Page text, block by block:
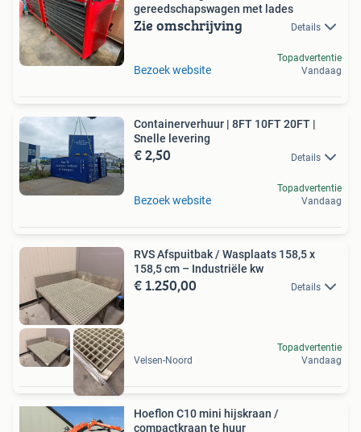
gereedschapswagen met lades
Zie omschrijving Details
Bezoek website
Topadvertentie
Vandaag
Containerverhuur | 8FT 10FT 20FT |
Snelle levering
€ 2,50 Details
Bezoek website
Topadvertentie
Vandaag
RVS Afspuitbak / Wasplaats 158,5 x
158,5 cm – Industriële kw
€ 1.250,00 Details
Velsen-Noord
Topadvertentie
Vandaag
Hoeflon C10 mini hijskraan /
compactkraan te huur